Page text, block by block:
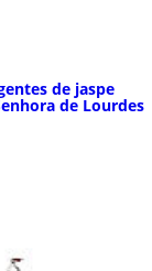
de jaspe
de Lourdes